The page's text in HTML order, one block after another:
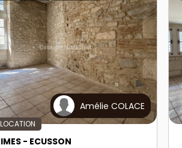
Amélie COLACE
LOCATION
- ECUSSON